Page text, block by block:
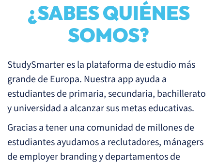
¿SABES QUIÉNES
SOMOS?
StudySmarter es la plataforma de estudio más
grande de Europa. Nuestra app ayuda a
estudiantes de primaria, secundaria, bachillerato
y universidad a alcanzar sus metas educativas.
Gracias a tener una comunidad de millones de
estudiantes ayudamos a reclutadores, mánagers
de employer branding y departamentos de